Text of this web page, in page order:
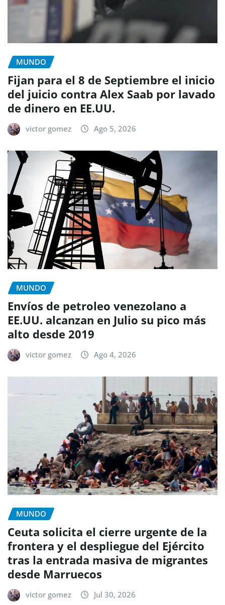
MUNDO
Fijan para el 8 de Septiembre el inicio
del juicio contra Alex Saab por lavado
de dinero en EE.UU.
victor gomez Ago 5, 2026
MUNDO
Envíos de petroleo venezolano a
EE.UU. alcanzan en Julio su pico más
alto desde 2019
victor gomez Ago 4, 2026
MUNDO
Ceuta solicita el cierre urgente de la
frontera y el despliegue del Ejército
tras la entrada masiva de migrantes
desde Marruecos
victor gomez Jul 30, 2026